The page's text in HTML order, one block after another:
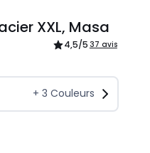
XXL, Masa
4,5/5 37 avis
+ 3 Couleurs